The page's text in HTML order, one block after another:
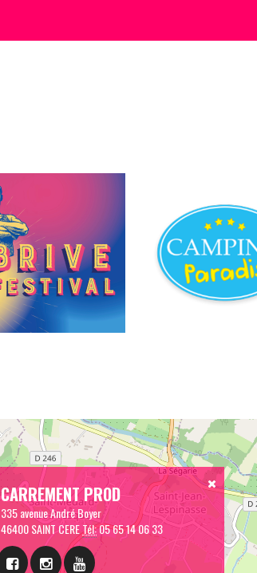
CARREMENT PROD
335 avenue André Boyer
46400 SAINT CERETél:05 65 14 06 33